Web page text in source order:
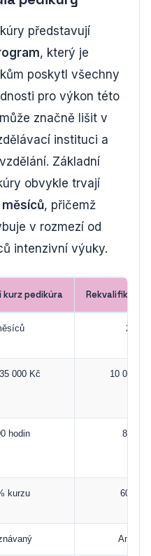
představují
, který je
poskytl všechny
pro výkon této
značně lišit v
instituci a
Základní
obvykle trvají
, přičemž
v rozmezí od
intenzivní výuky.
kurz pedikúra Rekvalifikační
2-4
000 Kč 10 000 -
hodin 80-
kurzu 60-
Ano,